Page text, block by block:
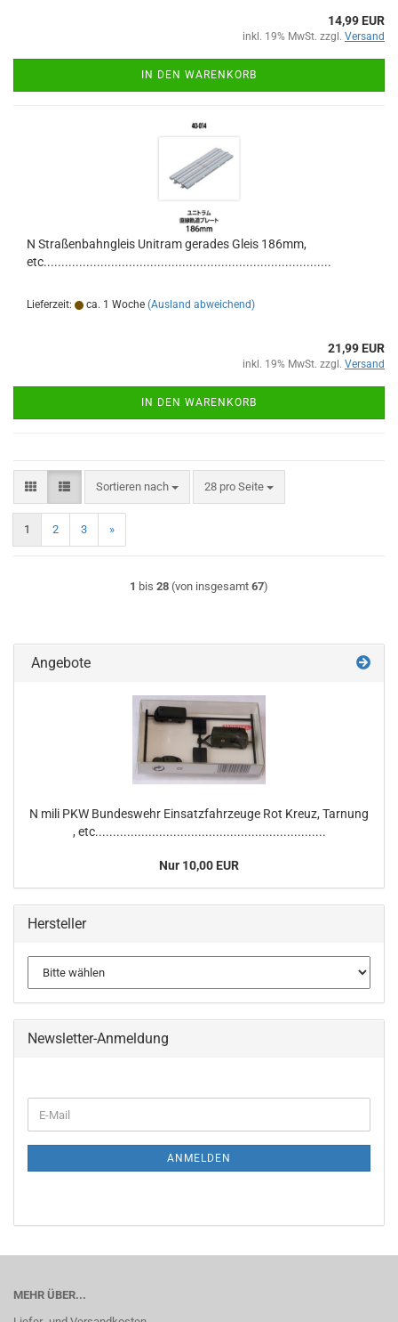
14,99 EUR
inkl. 19% MwSt. zzgl. Versand
IN DEN WARENKORB
N Straßenbahngleis Unitram gerades Gleis 186mm,
etc.................................................................................
Lieferzeit: ca. 1 Woche (Ausland abweichend)
21,99 EUR
inkl. 19% MwSt. zzgl. Versand
IN DEN WARENKORB
Sortieren nach
Sortieren nach 28 pro Seite
pro Seite
1 2 3 »
1 bis 28 (von insgesamt 67)
Angebote
N mili PKW Bundeswehr Einsatzfahrzeuge Rot Kreuz, Tarnung
, etc.................................................................
Nur 10,00 EUR
Hersteller
Newsletter-Anmeldung
ZUR
E-
Mail
ANMELDEN
MEHR ÜBER...